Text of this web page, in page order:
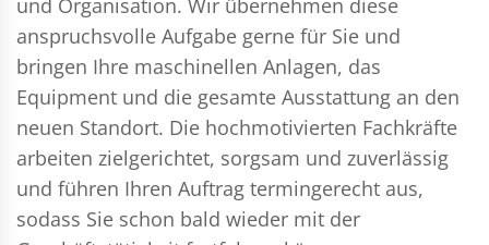
anspruchsvolle Aufgabe gerne für Sie und
bringen Ihre maschinellen Anlagen, das
Equipment und die gesamte Ausstattung an den
neuen Standort. Die hochmotivierten Fachkräfte
arbeiten zielgerichtet, sorgsam und zuverlässig
und führen Ihren Auftrag termingerecht aus,
sodass Sie schon bald wieder mit der